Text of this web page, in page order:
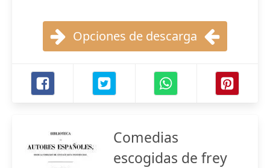
Opciones de descarga
Comedias
escogidas de frey